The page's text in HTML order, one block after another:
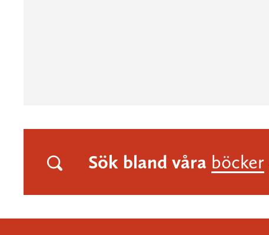
Sök bland våra böcker